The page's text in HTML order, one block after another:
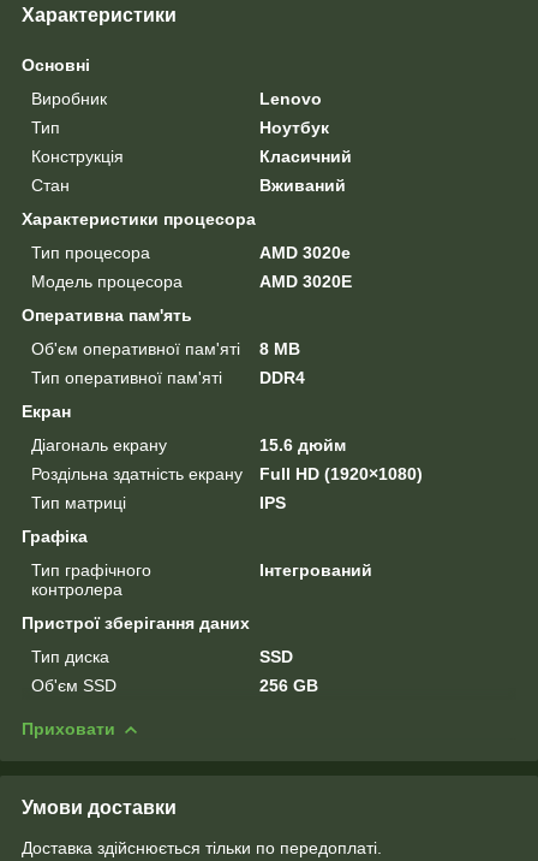
Характеристики
Основні
Виробник
Lenovo
Тип
Ноутбук
Конструкція
Класичний
Стан
Вживаний
Характеристики процесора
Тип процесора
AMD 3020e
Модель процесора
AMD 3020E
Оперативна пам'ять
Об'єм оперативної пам'яті
8 MB
Тип оперативної пам'яті
DDR4
Екран
Діагональ екрану
15.6 дюйм
Роздільна здатність екрану
Full HD (1920×1080)
Тип матриці
IPS
Графіка
Тип графічного
контролера
Інтегрований
Пристрої зберігання даних
Тип диска
SSD
Об'єм SSD
256 GB
Приховати
Умови доставки
Доставка здійснюється тільки по передоплаті.